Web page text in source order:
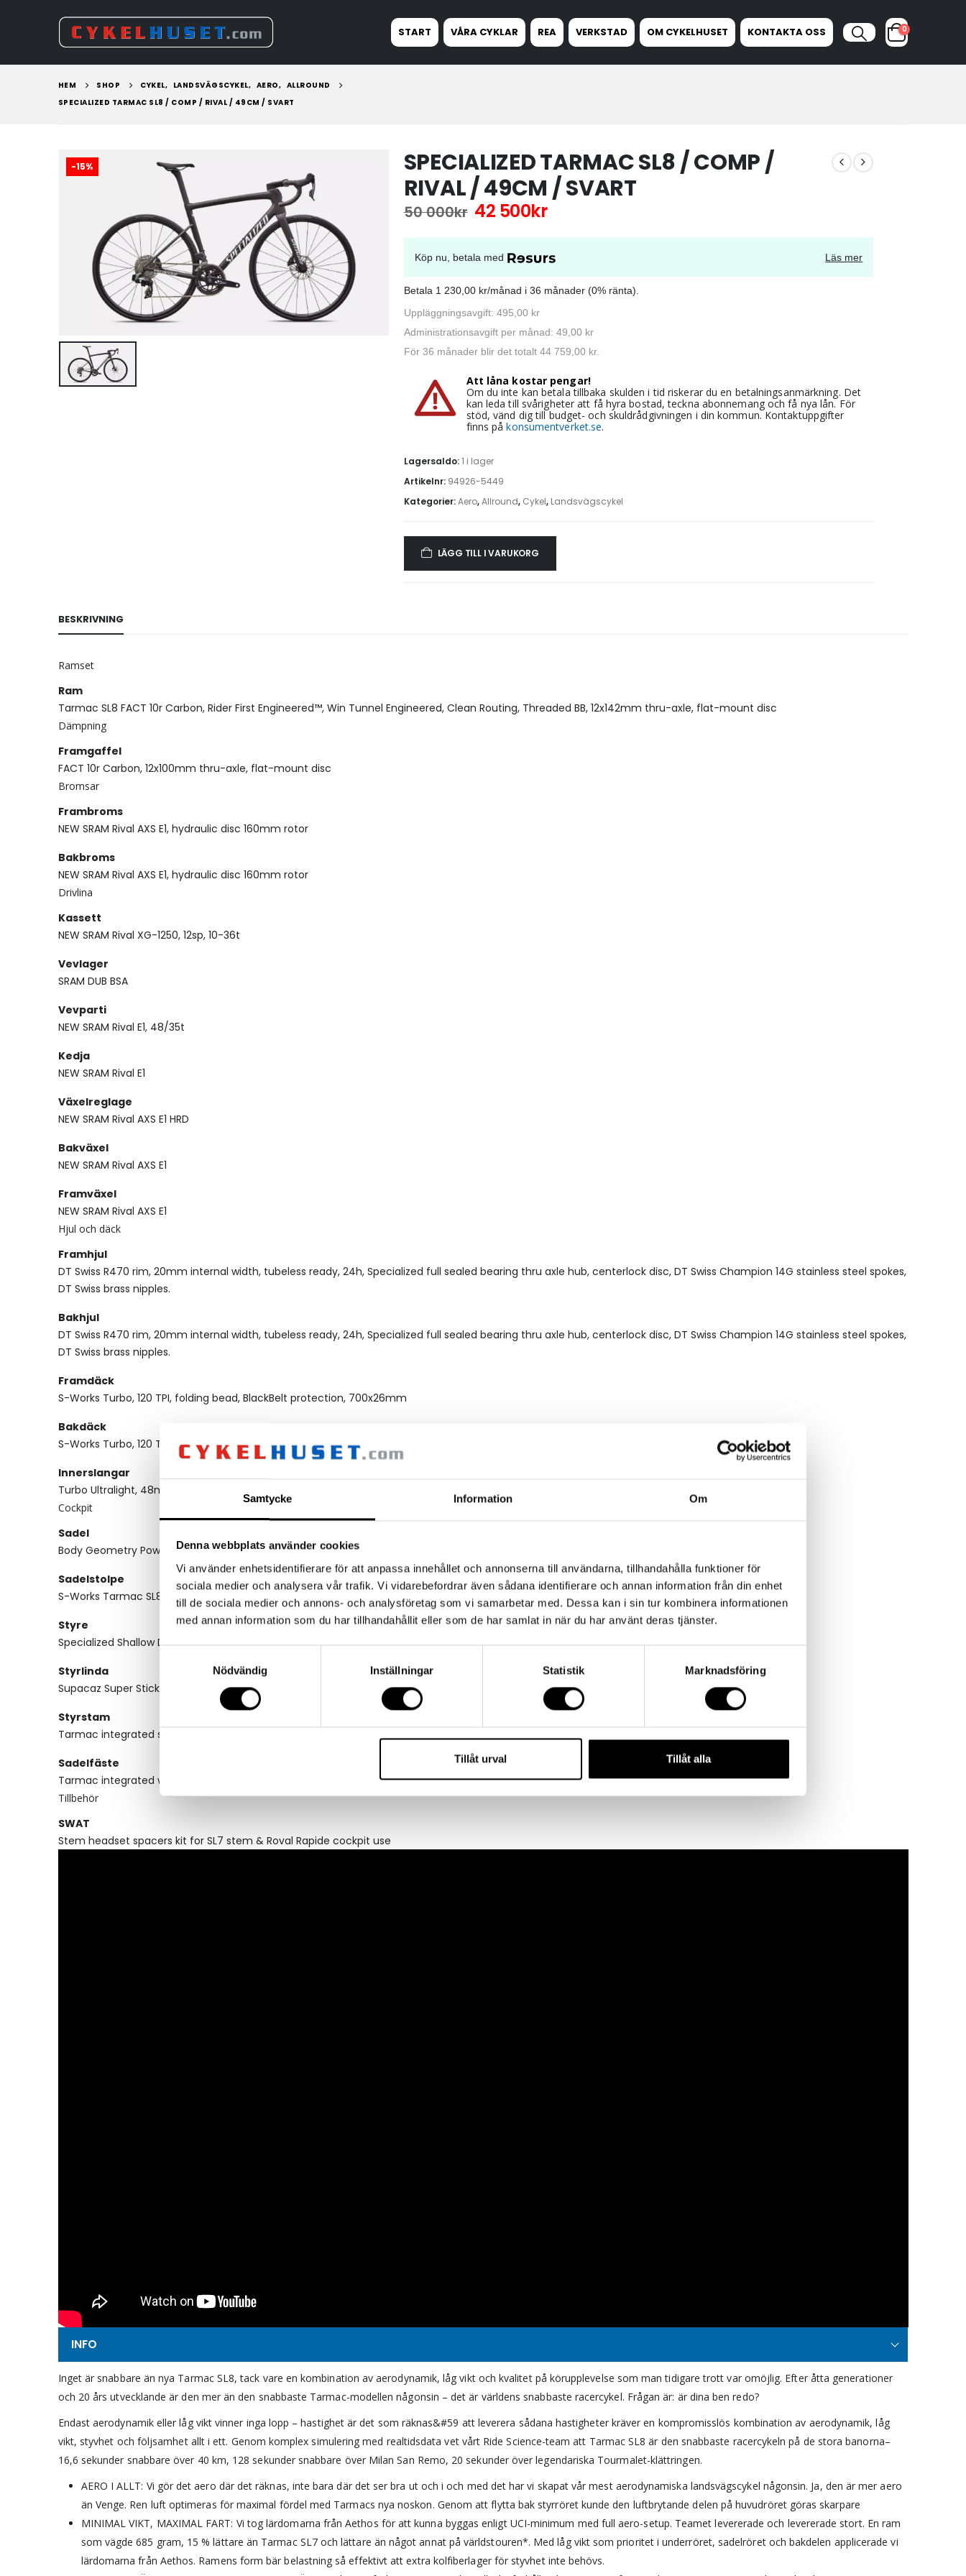
Samtycke Information Om
Denna webbplats använder cookies
Vi använder enhetsidentifierare för att anpassa innehållet och annonserna till användarna, tillhandahålla funktioner för
sociala medier och analysera vår trafik. Vi vidarebefordrar även sådana identifierare och annan information från din enhet
till de sociala medier och annons- och analysföretag som vi samarbetar med. Dessa kan i sin tur kombinera informationen
med annan information som du har tillhandahållit eller som de har samlat in när du har använt deras tjänster.
Nödvändig
Inställningar Statistik Marknadsföring
Tillåt urval Tillåt alla
START VÅRA CYKLAR REA VERKSTAD OM CYKELHUSET KONTAKTA OSS 0
HEM SHOP CYKEL, LANDSVÄGSCYKEL, AERO, ALLROUND
SPECIALIZED TARMAC SL8 / COMP / RIVAL / 49CM / SVART
-15%
SPECIALIZED TARMAC SL8 / COMP /
RIVAL / 49CM / SVART
50 000kr Det
priset
var:
50
000kr.
42 500krDet
priset
är:
42
500kr.
Köp nu, betala med Läs mer
Betala 1 230,00 kr/månad i 36 månader (0% ränta).
Uppläggningsavgift: 495,00 kr
Administrationsavgift per månad: 49,00 kr
För 36 månader blir det totalt 44 759,00 kr.
Att låna kostar pengar!
Om du inte kan betala tillbaka skulden i tid riskerar du en betalningsanmärkning. Det
kan leda till svårigheter att få hyra bostad, teckna abonnemang och få nya lån. För
stöd, vänd dig till budget- och skuldrådgivningen i din kommun. Kontaktuppgifter
finns påkonsumentverket.se.
Lagersaldo:1 i lager
Artikelnr: 94926-5449
Kategorier:Aero,Allround, Cykel, Landsvägscykel
LÄGG TILL I VARUKORG
BESKRIVNING
Ramset
Ram
Tarmac SL8 FACT 10r Carbon, Rider First Engineered™, Win Tunnel Engineered, Clean Routing, Threaded BB, 12x142mm thru-axle, flat-mount disc
Dämpning
Framgaffel
FACT 10r Carbon, 12x100mm thru-axle, flat-mount disc
Bromsar
Frambroms
NEW SRAM Rival AXS E1, hydraulic disc 160mm rotor
Bakbroms
NEW SRAM Rival AXS E1, hydraulic disc 160mm rotor
Drivlina
Kassett
NEW SRAM Rival XG-1250, 12sp, 10-36t
Vevlager
SRAM DUB BSA
Vevparti
NEW SRAM Rival E1, 48/35t
Kedja
NEW SRAM Rival E1
Växelreglage
NEW SRAM Rival AXS E1 HRD
Bakväxel
NEW SRAM Rival AXS E1
Framväxel
NEW SRAM Rival AXS E1
Hjul och däck
Framhjul
DT Swiss R470 rim, 20mm internal width, tubeless ready, 24h, Specialized full sealed bearing thru axle hub, centerlock disc, DT Swiss Champion 14G stainless steel spokes,
DT Swiss brass nipples.
Bakhjul
DT Swiss R470 rim, 20mm internal width, tubeless ready, 24h, Specialized full sealed bearing thru axle hub, centerlock disc, DT Swiss Champion 14G stainless steel spokes,
DT Swiss brass nipples.
Framdäck
S-Works Turbo, 120 TPI, folding bead, BlackBelt protection, 700x26mm
Bakdäck
S-Works Turbo, 120 TPI, folding bead, BlackBelt protection, 700x26mm
Innerslangar
Turbo Ultralight, 48mm Presta valve
Cockpit
Sadel
Body Geometry Power Sport, steel rails
Sadelstolpe
S-Works Tarmac SL8 Carbon seat post, FACT Carbon, 15mm offset
Styre
Specialized Shallow Drop, 6061, 70x125mm, 31.8mm clamp
Styrlinda
Supacaz Super Sticky Kush
Styrstam
Tarmac integrated stem, 6-degree
Sadelfäste
Tarmac integrated wedge
Tillbehör
SWAT
Stem headset spacers kit for SL7 stem & Roval Rapide cockpit use
INFO
Inget är snabbare än nya Tarmac SL8, tack vare en kombination av aerodynamik, låg vikt och kvalitet på körupplevelse som man tidigare trott var omöjlig. Efter åtta generationer
och 20 års utvecklande är den mer än den snabbaste Tarmac-modellen någonsin – det är världens snabbaste racercykel. Frågan är: är dina ben redo?
Endast aerodynamik eller låg vikt vinner inga lopp – hastighet är det som räknas&#59 att leverera sådana hastigheter kräver en kompromisslös kombination av aerodynamik, låg
vikt, styvhet och följsamhet allt i ett. Genom komplex simulering med realtidsdata vet vårt Ride Science-team att Tarmac SL8 är den snabbaste racercykeln på de stora banorna–
16,6 sekunder snabbare över 40 km, 128 sekunder snabbare över Milan San Remo, 20 sekunder över legendariska Tourmalet-klättringen.
AERO I ALLT: Vi gör det aero där det räknas, inte bara där det ser bra ut och i och med det har vi skapat vår mest aerodynamiska landsvägscykel någonsin. Ja, den är mer aero
än Venge. Ren luft optimeras för maximal fördel med Tarmacs nya noskon. Genom att flytta bak styrröret kunde den luftbrytande delen på huvudröret göras skarpare
MINIMAL VIKT, MAXIMAL FART: Vi tog lärdomarna från Aethos för att kunna byggas enligt UCI-minimum med full aero-setup. Teamet levererade och levererade stort. En ram
som vägde 685 gram, 15 % lättare än Tarmac SL7 och lättare än något annat på världstouren*. Med låg vikt som prioritet i underröret, sadelröret och bakdelen applicerade vi
lärdomarna från Aethos. Ramens form bär belastning så effektivt att extra kolfiberlager för styvhet inte behövs.